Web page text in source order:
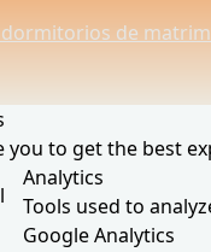
dormitorios de
you to get the best
Analytics
Tools used to
Google Analytics